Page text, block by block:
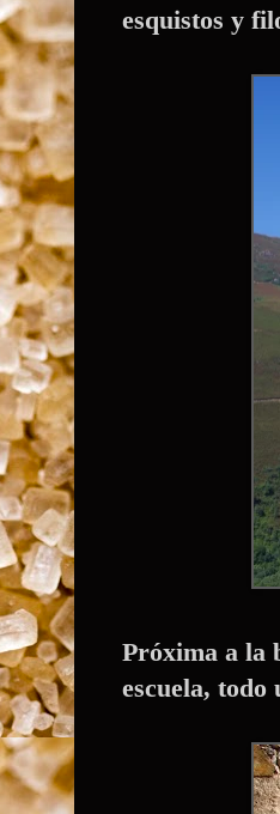
esquistos y
Próxima a la
escuela, todo